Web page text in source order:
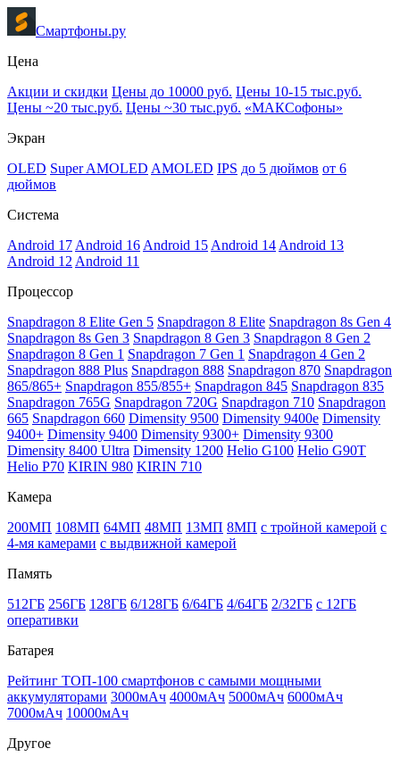
Смартфоны.ру
Цена
Акции и скидки Цены до 10000 руб. Цены 10-15 тыс.руб.
Цены ~20 тыс.руб. Цены ~30 тыс.руб. «МАКСофоны»
Экран
OLED Super AMOLED AMOLED IPS до 5 дюймов от 6
дюймов
Система
Android 17 Android 16 Android 15 Android 14 Android 13
Android 12 Android 11
Процессор
Snapdragon 8 Elite Gen 5 Snapdragon 8 Elite Snapdragon 8s Gen 4
Snapdragon 8s Gen 3 Snapdragon 8 Gen 3 Snapdragon 8 Gen 2
Snapdragon 8 Gen 1 Snapdragon 7 Gen 1 Snapdragon 4 Gen 2
Snapdragon 888 Plus Snapdragon 888 Snapdragon 870 Snapdragon
865/865+ Snapdragon 855/855+ Snapdragon 845 Snapdragon 835
Snapdragon 765G Snapdragon 720G Snapdragon 710 Snapdragon
665 Snapdragon 660 Dimensity 9500 Dimensity 9400e Dimensity
9400+ Dimensity 9400 Dimensity 9300+ Dimensity 9300
Dimensity 8400 Ultra Dimensity 1200 Helio G100 Helio G90T
Helio P70 KIRIN 980 KIRIN 710
Камера
200МП 108МП 64МП 48МП 13МП 8МП с тройной камерой с
4-мя камерами с выдвижной камерой
Память
512ГБ 256ГБ 128ГБ 6/128ГБ 6/64ГБ 4/64ГБ 2/32ГБ с 12ГБ
оперативки
Батарея
Рейтинг ТОП-100 смартфонов с самыми мощными
аккумуляторами 3000мАч 4000мАч 5000мАч 6000мАч
7000мАч 10000мАч
Другое